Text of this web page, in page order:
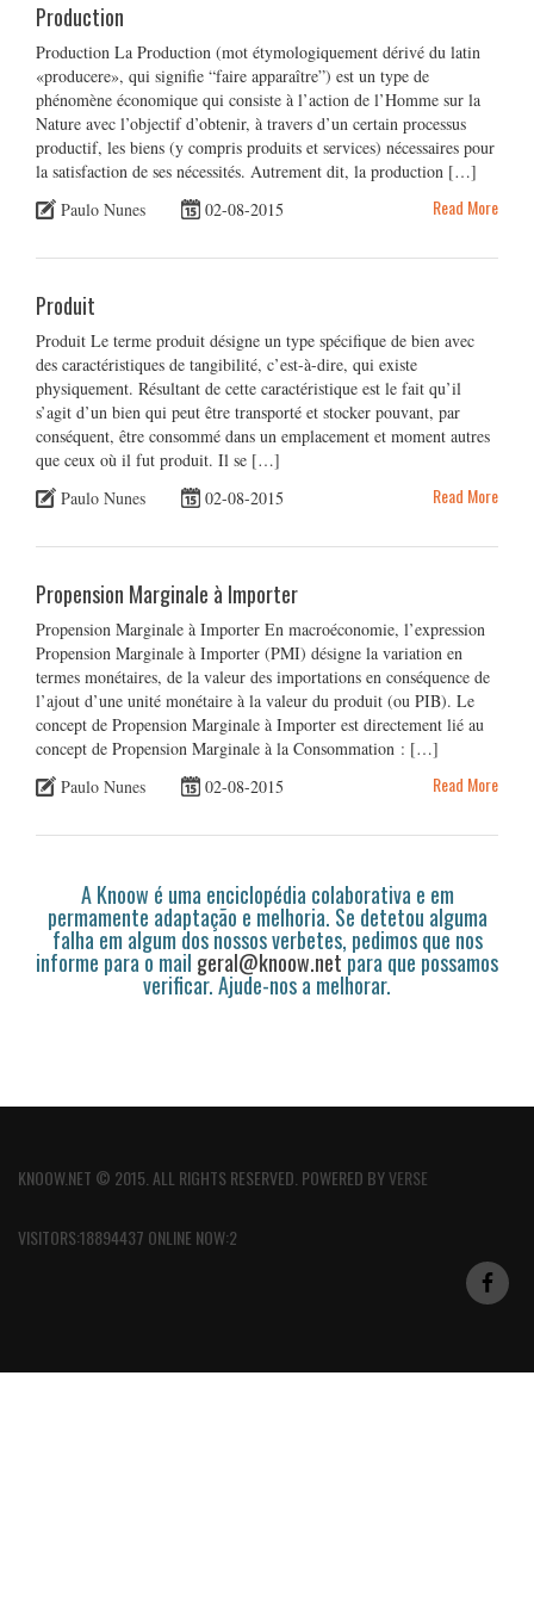
Production
Production La Production (mot étymologiquement dérivé du latin
«producere», qui signifie “faire apparaître”) est un type de
phénomène économique qui consiste à l’action de l’Homme sur la
Nature avec l’objectif d’obtenir, à travers d’un certain processus
productif, les biens (y compris produits et services) nécessaires pour
la satisfaction de ses nécessités. Autrement dit, la production […]
Paulo Nunes
02-08-2015 Read More
Produit
Produit Le terme produit désigne un type spécifique de bien avec
des caractéristiques de tangibilité, c’est-à-dire, qui existe
physiquement. Résultant de cette caractéristique est le fait qu’il
s’agit d’un bien qui peut être transporté et stocker pouvant, par
conséquent, être consommé dans un emplacement et moment autres
que ceux où il fut produit. Il se […]
Paulo Nunes
02-08-2015 Read More
Propension Marginale à Importer
Propension Marginale à Importer En macroéconomie, l’expression
Propension Marginale à Importer (PMI) désigne la variation en
termes monétaires, de la valeur des importations en conséquence de
l’ajout d’une unité monétaire à la valeur du produit (ou PIB). Le
concept de Propension Marginale à Importer est directement lié au
concept de Propension Marginale à la Consommation : […]
Paulo Nunes
02-08-2015 Read More
A Knoow é uma enciclopédia colaborativa e em
permamente adaptação e melhoria. Se detetou alguma
falha em algum dos nossos verbetes, pedimos que nos
informe para o mail geral@knoow.netpara que possamos
verificar. Ajude-nos a melhorar.
KNOOW.NET © 2015. ALL RIGHTS RESERVED. POWERED BYVERSE
VISITORS:18894437 ONLINE NOW:2